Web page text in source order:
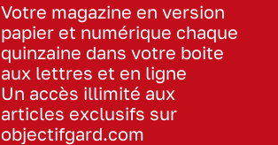
Votre magazine en version
papier et numérique chaque
quinzaine dans votre boite
aux lettres et en ligne
Un accès illimité aux
articles exclusifs sur
objectifgard.com